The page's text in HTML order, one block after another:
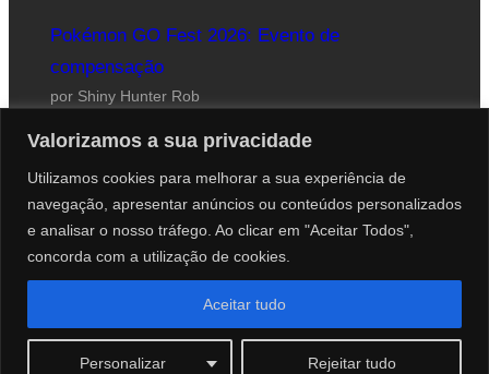
Valorizamos a sua privacidade
Utilizamos cookies para melhorar a sua experiência de
navegação, apresentar anúncios ou conteúdos personalizados
e analisar o nosso tráfego. Ao clicar em "Aceitar Todos",
concorda com a utilização de cookies.
Personalizar Rejeitar tudo
Aceitar tudo
Pokémon GO Fest 2026: Evento de
compensação
por Shiny Hunter Rob
Website desenhado por Roberto Coutinho
© 2012-2026 PokéCenter Blog